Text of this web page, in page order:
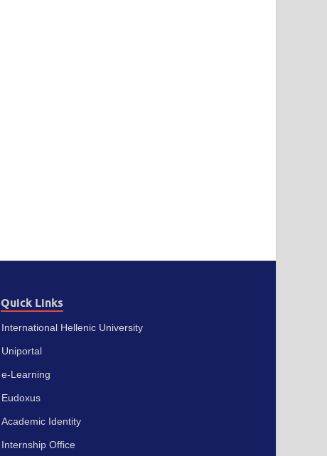
Quick Links
International Hellenic University
Uniportal
e-Learning
Eudoxus
Academic Identity
Internship Office